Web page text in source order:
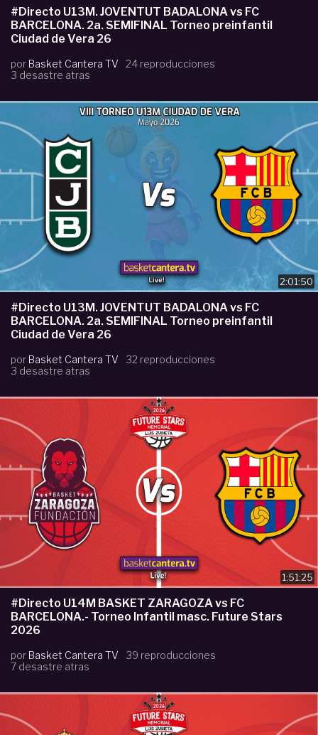
#Directo U13M. JOVENTUT BADALONA vs FC
BARCELONA. 2a. SEMIFINAL Torneo preinfantil
Ciudad de Vera 26
por Basket Cantera TV
24 reproducciones
3 desastre atras
2:01:50
#Directo U13M. JOVENTUT BADALONA vs FC
BARCELONA. 2a. SEMIFINAL Torneo preinfantil
Ciudad de Vera 26
por Basket Cantera TV
32 reproducciones
3 desastre atras
1:51:25
#Directo U14M BASKET ZARAGOZA vs FC
BARCELONA.- Torneo Infantil masc. Future Stars
2026
por Basket Cantera TV
39 reproducciones
7 desastre atras